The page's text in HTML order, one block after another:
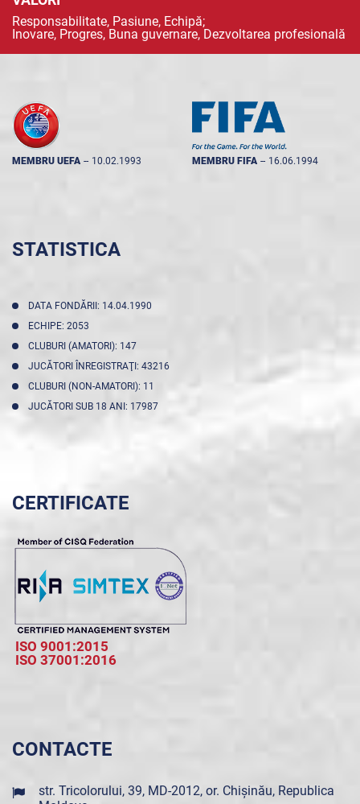
Responsabilitate, Pasiune, Echipă;
Inovare, Progres, Buna guvernare, Dezvoltarea profesională
MEMBRU UEFA -- 10.02.1993 MEMBRU FIFA -- 16.06.1994
STATISTICA
DATA FONDĂRII: 14.04.1990
ECHIPE: 2053
CLUBURI (AMATORI): 147
JUCĂTORI ÎNREGISTRAŢI: 43216
CLUBURI (NON-AMATORI): 11
JUCĂTORI SUB 18 ANI: 17987
CERTIFICATE
ISO 9001:2015
ISO 37001:2016
CONTACTE
str. Tricolorului, 39, MD-2012, or. Chișinău, Republica